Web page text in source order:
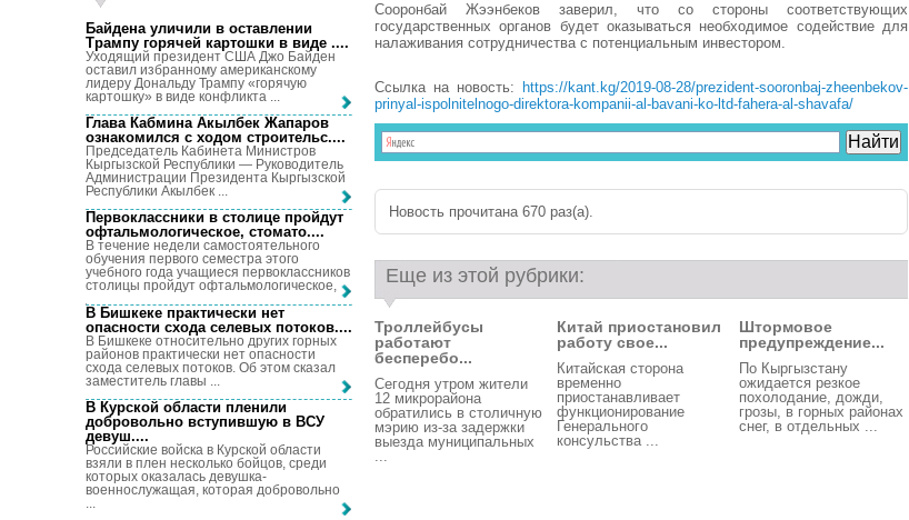
Сооронбай Жээнбеков заверил, что со стороны соответствующих
государственных органов будет оказываться необходимое содействие для
налаживания сотрудничества с потенциальным инвестором.
Ссылка на новость:
https://kant.kg/2019-08-28/prezident-sooronbaj-zheenbekov-
prinyal-ispolnitelnogo-direktora-kompanii-al-bavani-ko-ltd-fahera-al-shavafa/
Новость прочитана 670 раз(a).
Еще из этой рубрики:
Троллейбусы
работают
бесперебо...
Сегодня утром жители
12 микрорайона
обратились в столичную
мэрию из-за задержки
выезда муниципальных
...
Китай приостановил
работу свое...
Китайская сторона
временно
приостанавливает
функционирование
Генерального
консульства ...
Штормовое
предупреждение...
По Кыргызстану
ожидается резкое
похолодание, дожди,
грозы, в горных районах
снег, в отдельных ...
Байдена уличили в оставлении
Трампу горячей картошки в виде ....
Уходящий президент США Джо Байден
оставил избранному американскому
лидеру Дональду Трампу «горячую
картошку» в виде конфликта ...
Глава Кабмина Акылбек Жапаров
ознакомился с ходом строительс....
Председатель Кабинета Министров
Кыргызской Республики — Руководитель
Администрации Президента Кыргызской
Республики Акылбек ...
Первоклассники в столице пройдут
офтальмологическое, стомато....
В течение недели самостоятельного
обучения первого семестра этого
учебного года учащиеся первоклассников
столицы пройдут офтальмологическое, ...
В Бишкеке практически нет
опасности схода селевых потоков....
В Бишкеке относительно других горных
районов практически нет опасности
схода селевых потоков. Об этом сказал
заместитель главы ...
В Курской области пленили
добровольно вступившую в ВСУ
девуш....
Российские войска в Курской области
взяли в плен несколько бойцов, среди
которых оказалась девушка-
военнослужащая, которая добровольно
...